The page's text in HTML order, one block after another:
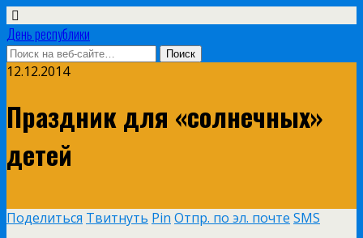
День республики
12.12.2014
Праздник для «солнечных»
детей
Поделиться Твитнуть Pin Отпр. по эл. почте SMS